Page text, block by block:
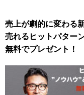
売上が劇的に変わる
売れるヒットパター
無料でプレゼント！